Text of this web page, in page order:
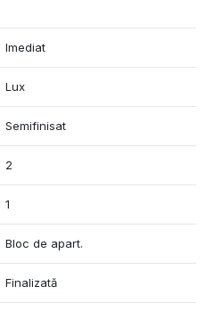
Imediat
Lux
Semifinisat
2
1
Bloc de apart.
Finalizată